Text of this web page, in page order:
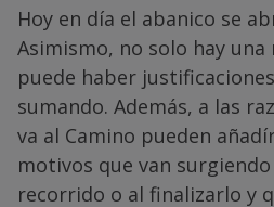
Hoy en día el abanico se
Asimismo, no solo hay
puede haber
sumando. Además, a las
va al Camino pueden
motivos que van
recorrido o al finalizarlo y